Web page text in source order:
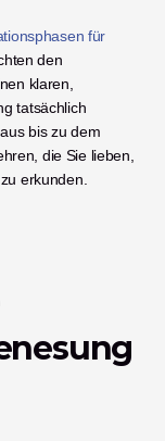
für
den
klaren,
tatsächlich
bis zu dem
die Sie lieben,
erkunden.